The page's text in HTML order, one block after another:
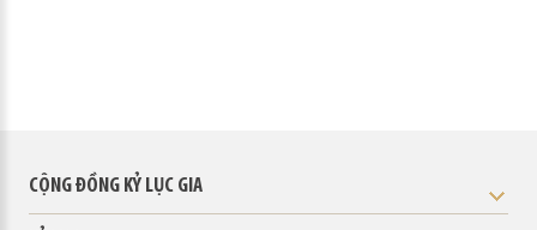
CỘNG ĐỒNG KỶ LỤC GIA